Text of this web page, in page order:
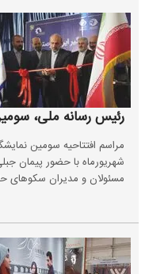
رئیس رسانه ملی،
شهریورماه‌ با حضور پیمان
مسئولان و مدیران سکوهای